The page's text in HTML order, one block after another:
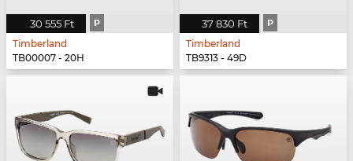
30 555 Ft P
Timberland
TB00007 - 20H
37 830 Ft P
Timberland
TB9313 - 49D